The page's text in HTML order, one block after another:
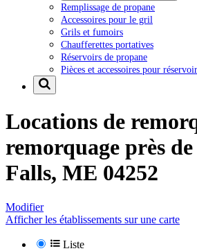
Remplissage de propane
Accessoires pour le gril
Grils et fumoirs
Chaufferettes portatives
Réservoirs de propane
Pièces et accessoires pour réservoir
Locations de
remorquage près de
Falls, ME 04252
Modifier
Afficher les établissements sur une carte
Liste